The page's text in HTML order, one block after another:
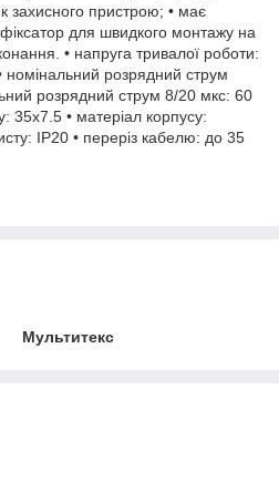
захисного пристрою; • має
для швидкого монтажу на
• напруга тривалої роботи:
номінальний розрядний струм
розрядний струм 8/20 мкс: 60
35х7.5 • матеріал корпусу:
IP20 • переріз кабелю: до 35
Мультитекс